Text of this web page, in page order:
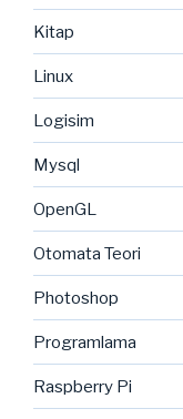
Kitap
Linux
Logisim
Mysql
OpenGL
Otomata Teori
Photoshop
Programlama
Raspberry Pi